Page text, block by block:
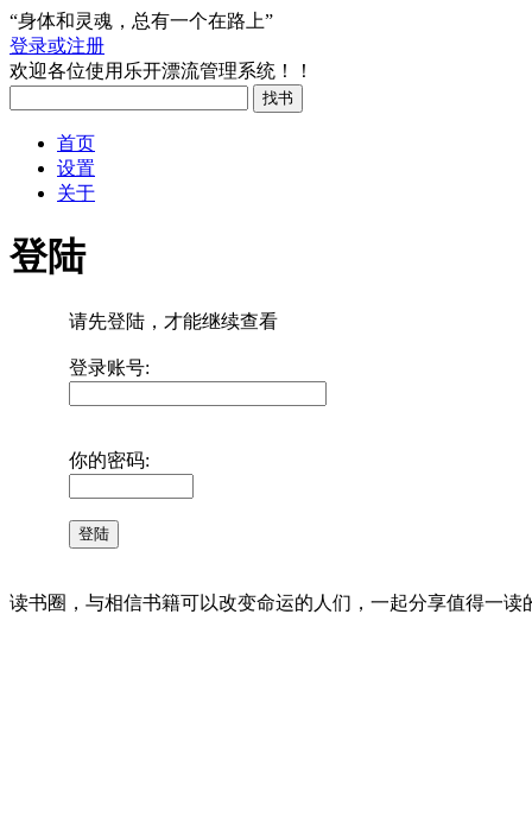
“身体和灵魂，总有一个在路上”
登录或注册
欢迎各位使用乐开漂流管理系统！！
首页
设置
关于
登陆
请先登陆，才能继续查看
登录账号:
你的密码:
读书圈，与相信书籍可以改变命运的人们，一起分享值得一读